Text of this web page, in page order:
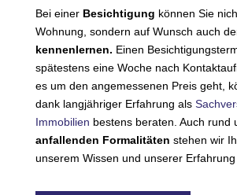
Bei einer Besichtigung können Sie
Wohnung, sondern auf Wunsch auch
kennenlernen. Einen
spätestens eine Woche nach
es um den angemessenen Preis geht,
dank langjähriger Erfahrung als
Immobilien bestens beraten. Auch rund
anfallenden Formalitäten stehen wir
unserem Wissen und unserer Erfahrung